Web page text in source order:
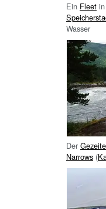
Ein Fleet
Wasser
Der
Narrows (